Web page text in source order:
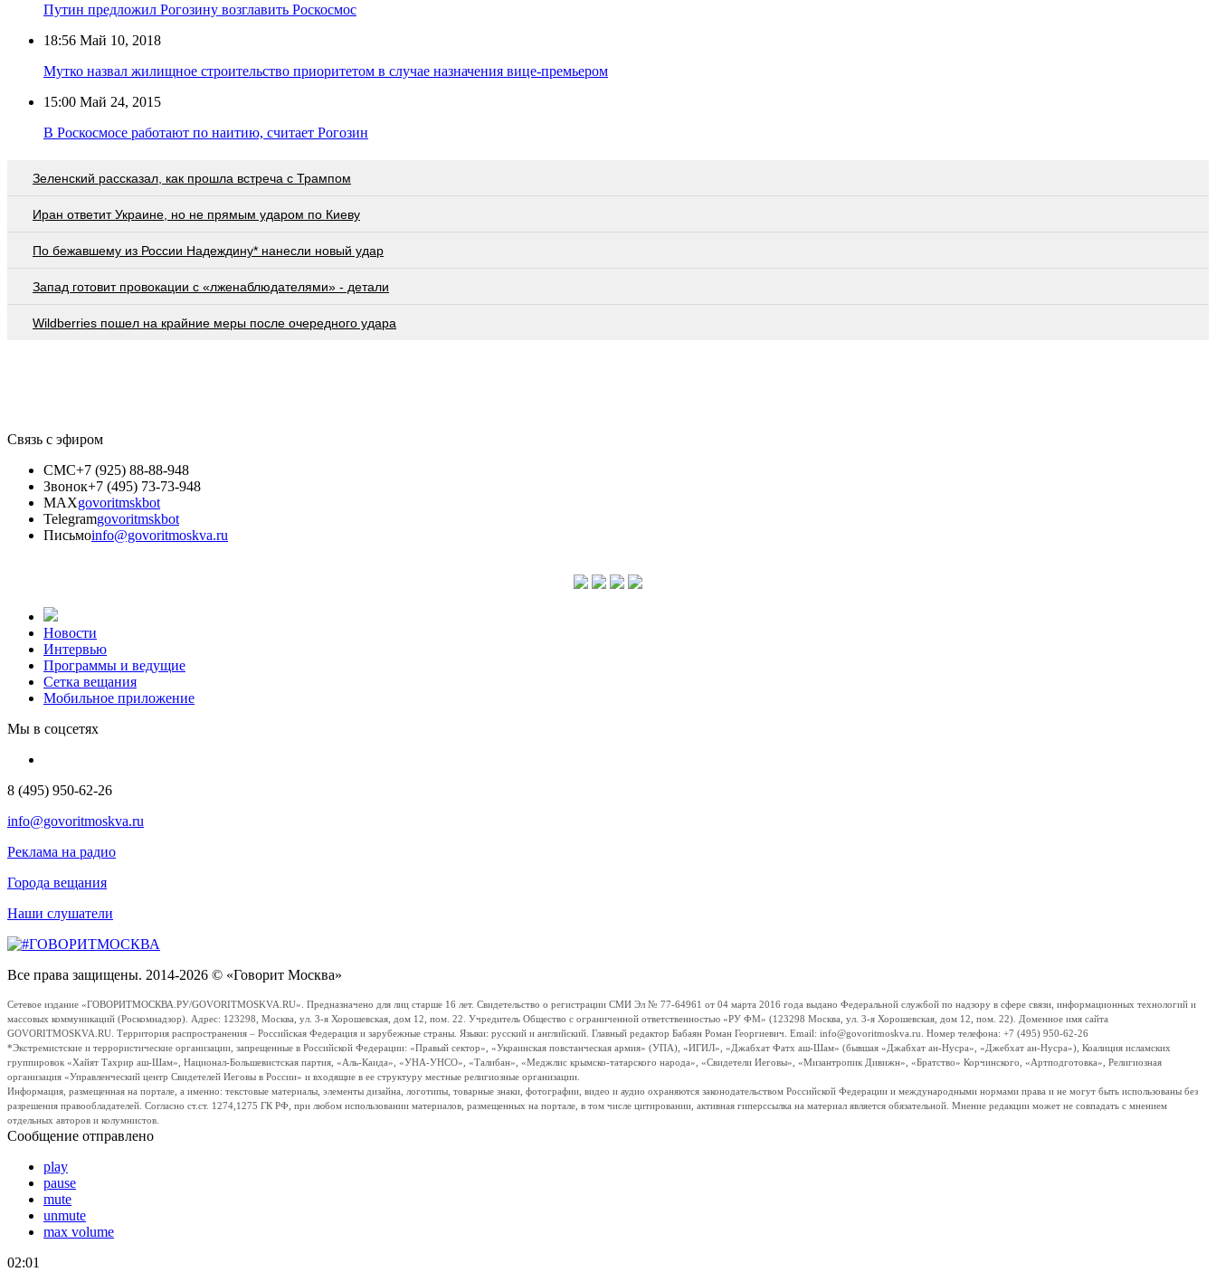
Путин предложил Рогозину возглавить Роскосмос
18:56 Май 10, 2018
Мутко назвал жилищное строительство приоритетом в случае назначения вице-премьером
15:00 Май 24, 2015
В Роскосмосе работают по наитию, считает Рогозин
Зеленский рассказал, как прошла встреча с Трампом
Иран ответит Украине, но не прямым ударом по Киеву
По бежавшему из России Надеждину* нанесли новый удар
Запад готовит провокации с «лженаблюдателями» - детали
Wildberries пошел на крайние меры после очередного удара
Связь с эфиром
СМС+7 (925) 88-88-948
Звонок+7 (495) 73-73-948
MAXgovoritmskbot
Telegramgovoritmskbot
Письмоinfo@govoritmoskva.ru
Новости
Интервью
Программы и ведущие
Сетка вещания
Мобильное приложение
Мы в соцсетях
8 (495) 950-62-26
info@govoritmoskva.ru
Реклама на радио
Города вещания
Наши слушатели
Все права защищены. 2014-2026 © «Говорит Москва»
Сетевое издание «ГОВОРИТМОСКВА.РУ/GOVORITMOSKVA.RU». Предназначено для лиц старше 16 лет. Свидетельство о регистрации СМИ Эл № 77-64961 от 04 марта 2016 года выдано Федеральной службой по надзору в сфере связи, информационных технологий и
массовых коммуникаций (Роскомнадзор). Адрес: 123298, Москва, ул. 3-я Хорошевская, дом 12, пом. 22. Учредитель Общество с ограниченной ответственностью «РУ ФМ» (123298 Москва, ул. 3-я Хорошевская, дом 12, пом. 22). Доменное имя сайта
GOVORITMOSKVA.RU. Территория распространения – Российская Федерация и зарубежные страны. Языки: русский и английский. Главный редактор Бабаян Роман Георгиевич. Email: info@govoritmoskva.ru. Номер телефона: +7 (495) 950-62-26
*Экстремистские и террористические организации, запрещенные в Российской Федерации: «Правый сектор», «Украинская повстанческая армия» (УПА), «ИГИЛ», «Джабхат Фатх аш-Шам» (бывшая «Джабхат ан-Нусра», «Джебхат ан-Нусра»), Коалиция исламских
группировок «Хайят Тахрир аш-Шам», Национал-Большевистская партия, «Аль-Каида», «УНА-УНСО», «Талибан», «Меджлис крымско-татарского народа», «Свидетели Иеговы», «Мизантропик Дивижн», «Братство» Корчинского, «Артподготовка», Религиозная
организация «Управленческий центр Свидетелей Иеговы в России» и входящие в ее структуру местные религиозные организации.
Информация, размещенная на портале, а именно: текстовые материалы, элементы дизайна, логотипы, товарные знаки, фотографии, видео и аудио охраняются законодательством Российской Федерации и международными нормами права и не могут быть использованы без
разрешения правообладателей. Согласно ст.ст. 1274,1275 ГК РФ, при любом использовании материалов, размещенных на портале, в том числе цитировании, активная гиперссылка на материал является обязательной. Мнение редакции может не совпадать с мнением
отдельных авторов и колумнистов.
Сообщение отправлено
play
pause
mute
unmute
max volume
02:01